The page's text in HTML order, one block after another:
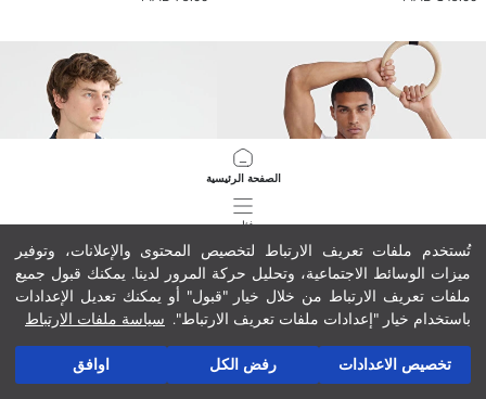
تُستخدم ملفات تعريف الارتباط لتخصيص المحتوى والإعلانات، وتوفير
ميزات الوسائط الاجتماعية، وتحليل حركة المرور لدينا. يمكنك قبول جميع
ملفات تعريف الارتباط من خلال خيار "قبول" أو يمكنك تعديل الإعدادات
باستخدام خيار "إعدادات ملفات تعريف الارتباط". سياسة ملفات الارتباط
تخصيص الاعدادات رفض الكل اوافق
الصفحة الرئيسية
فئات
سلة مشترياتي
1
1156